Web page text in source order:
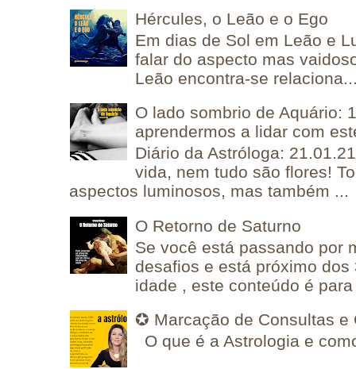
Hércules, o Leão e o Ego
Em dias de Sol em Leão e
falar do aspecto mas
Leão encontra-se
O lado sombrio de Aquário:
aprendermos a lidar com
Diário da Astróloga:
vida, nem tudo são flores!
aspectos luminosos, mas também ...
O Retorno de Saturno
Se você está passando por
desafios e está próximo
idade , este conteúdo é
✪ Marcação de Consultas e
O que é a Astrologia e